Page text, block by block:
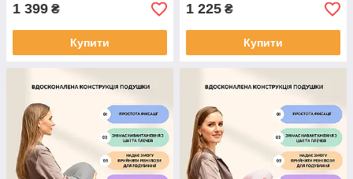
1 399 ₴
Купити
1 225 ₴
Купити